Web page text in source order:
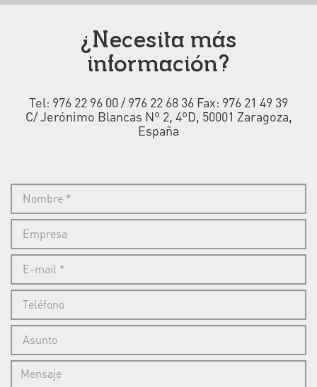
¿Necesita más
información?
Tel: 976 22 96 00 / 976 22 68 36 Fax: 976 21 49 39
C/ Jerónimo Blancas Nº 2, 4ºD, 50001 Zaragoza,
España